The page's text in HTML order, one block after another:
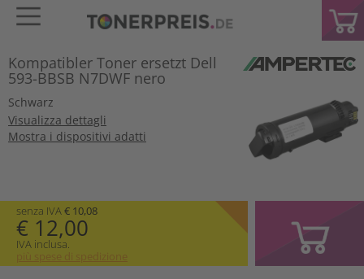
Kompatibler Toner ersetzt Dell
593-BBSB N7DWF nero
Schwarz
Visualizza dettagli
Mostra i dispositivi adatti
senza IVA€ 10,08
€ 12,00
IVA inclusa.
più spese di spedizione